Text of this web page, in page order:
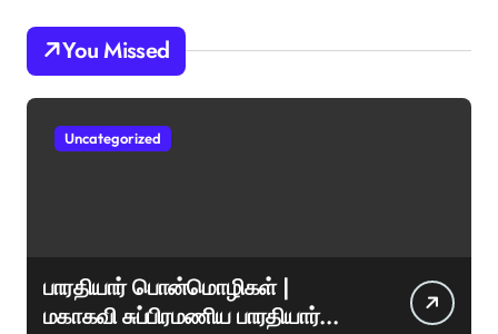
You Missed
Uncategorized
பாரதியார் பொன்மொழிகள் |
மகாகவி சுப்பிரமணிய பாரதியார்